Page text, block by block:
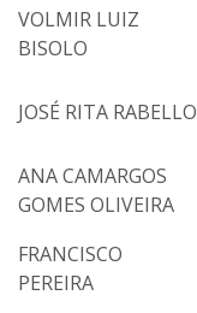
VOLMIR LUIZ
BISOLO
JOSÉ RITA RABELLO
ANA CAMARGOS
GOMES OLIVEIRA
FRANCISCO
PEREIRA